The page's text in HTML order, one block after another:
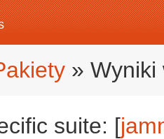
» Wyniki
suite: [